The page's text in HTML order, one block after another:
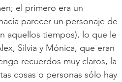
el primero era un
parecer un personaje de
aquellos tiempos), lo que le
Silvia y Mónica, que eran
recuerdos muy claros, la
cosas o personas sólo hay